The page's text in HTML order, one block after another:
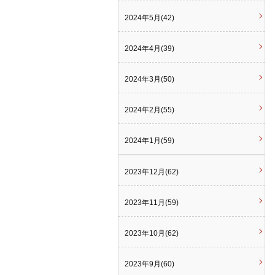
2024年5月(42)
2024年4月(39)
2024年3月(50)
2024年2月(55)
2024年1月(59)
2023年12月(62)
2023年11月(59)
2023年10月(62)
2023年9月(60)